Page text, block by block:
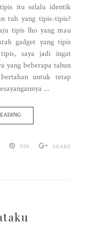
itu selalu identik
tuh yang tipis-tipis?
tipis lho yang mau
gadget yang tipis
saya jadi ingat
yang beberapa tahun
untuk tetap
...
PIN SHARE